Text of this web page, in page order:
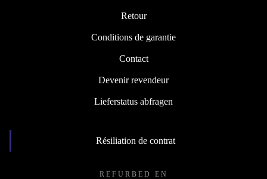
Retour
Conditions de garantie
Contact
Devenir revendeur
Lieferstatus abfragen
Résiliation de contrat
REFURBED EN